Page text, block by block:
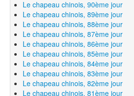
Le chapeau chinois, 90ème jour
Le chapeau chinois, 89ème jour
Le chapeau chinois, 88ème jour
Le chapeau chinois, 87ème jour
Le chapeau chinois, 86ème jour
Le chapeau chinois, 85ème jour
Le chapeau chinois, 84ème jour
Le chapeau chinois, 83ème jour
Le chapeau chinois, 82ème jour
Le chapeau chinois, 81ème jour